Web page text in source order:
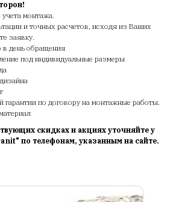
монтажа.
и точных расчетов, исходя из Ваших
заявку.
в день обращения
под индивидуальные размеры
гарантии по договору на монтажные работы.
скидках и акциях уточняйте у
по телефонам, указанным на сайте.